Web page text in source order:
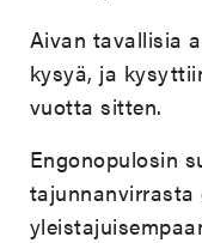
Aivan tavallisia
kysyä, ja
vuotta sitten.
Engonopulosin
tajunnanvirrasta